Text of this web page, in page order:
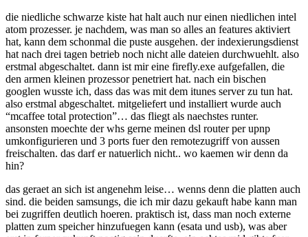
die niedliche schwarze kiste hat halt auch nur einen niedlichen intel
atom prozesser. je nachdem, was man so alles an features aktiviert
hat, kann dem schonmal die puste ausgehen. der indexierungsdienst
hat nach drei tagen betrieb noch nicht alle dateien durchwuehlt. also
erstmal abgeschaltet. dann ist mir eine firefly.exe aufgefallen, die
den armen kleinen prozessor penetriert hat. nach ein bischen
googlen wusste ich, dass das was mit dem itunes server zu tun hat.
also erstmal abgeschaltet. mitgeliefert und installiert wurde auch
“mcaffee total protection”… das fliegt als naechstes runter.
ansonsten moechte der whs gerne meinen dsl router per upnp
umkonfigurieren und 3 ports fuer den remotezugriff von aussen
freischalten. das darf er natuerlich nicht.. wo kaemen wir denn da
hin?
das geraet an sich ist angenehm leise… wenns denn die platten auch
sind. die beiden samsungs, die ich mir dazu gekauft habe kann man
bei zugriffen deutlich hoeren. praktisch ist, dass man noch externe
platten zum speicher hinzufuegen kann (esata und usb), was aber